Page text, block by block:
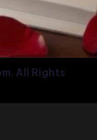
All Rights